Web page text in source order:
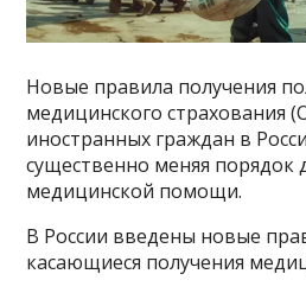
Новые правила получения
медицинского страхования
иностранных граждан в
существенно меняя порядок
медицинской помощи.
В России введены новые
касающиеся получения